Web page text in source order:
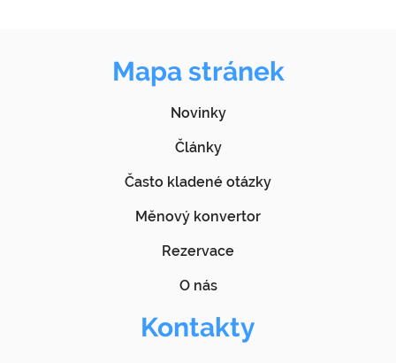
Mapa stránek
Novinky
Články
Často kladené otázky
Měnový konvertor
Rezervace
O nás
Kontakty